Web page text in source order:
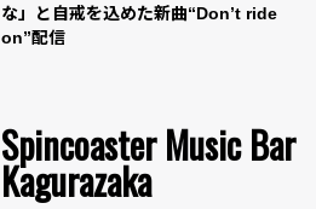
な」と自戒を込めた新曲“Don’t ride
on”配信
Spincoaster Music Bar
Kagurazaka